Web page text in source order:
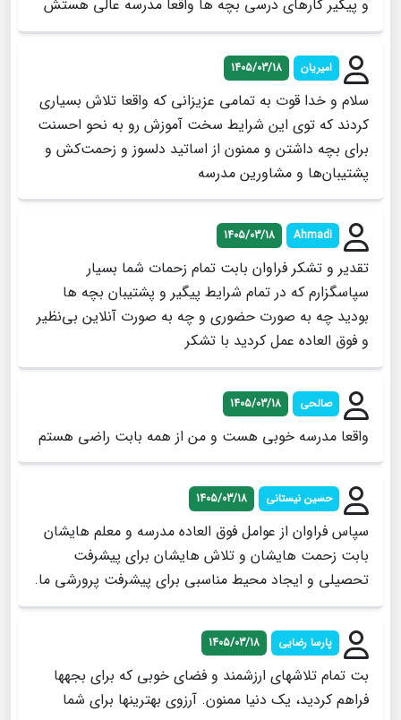
و پیگیر کارهای درسی بچه ها واقعا مدرسه عالی هستش
امیریان 1405/03/18
سلام و خدا قوت به تمامی عزیزانی که واقعا تلاش بسیاری
کردند که توی این شرایط سخت آموزش رو به نحو احسنت
برای بچه داشتن و ممنون از اساتید دلسوز و زحمت‌کش و
پشتیبان‌ها و مشاورین مدرسه
Ahmadi
1405/03/18
تقدیر و تشکر فراوان بابت تمام زحمات شما بسیار
سپاسگزارم که در تمام شرایط پیگیر و پشتیبان بچه ها
بودید چه به صورت حضوری و چه به صورت آنلاین بی‌نظیر
و فوق العاده عمل کردید با تشکر
صالحی 1405/03/18
واقعا مدرسه خوبی هست و من از همه بابت راضی هستم
حسین نیستانی 1405/03/18
سپاس فراوان از عوامل فوق العاده مدرسه و معلم هایشان
بابت زحمت هایشان و تلاش هایشان برای پیشرفت
تحصیلی و ایجاد محیط مناسبی برای پیشرفت پرورشی ما.
پارسا رضایی 1405/03/18
بت تمام تلاشهاى ارزشمند و فضاى خوبى كه براى بجهها
فراهم كرديد، يك دنيا ممنون. آرزوى بهترينها براى شما